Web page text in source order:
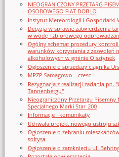
NIEOGRANICZONY PRZETARG
OSOBOWEGO FIAT DOBLO
Instytut Meteorologii i Gospodarki
Decyzja w sprawie zatwierdzenia
w wodę i zbiorowego
Ogólny schemat procedury kontroli
warunków korzystania z zezwoleń
alkoholowych w gminie Olsztynek
Ogłoszenie o sprzedaży ciągnika
MPZP Samagowo – czesc I
Rezygnacja z realizacji zadania
Tannenbergu"
Nieograniczony Przetargu Pisemny
Specjalnego Marki Star_200
Informacje i komunikaty
Uchwała projekt nowego ustroju
Ogłoszenie o zebraniu
sołtysa
Ogłoszenie o zamknięciu ul.